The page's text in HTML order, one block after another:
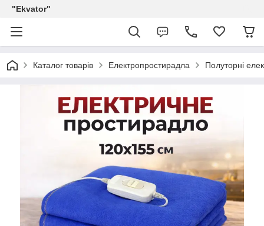
"Ekvator"
Каталог товарів Електропростирадла Полуторні